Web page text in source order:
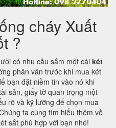
cháy Xuất
?
có nhu cầu sắm một cái két
phân vân trước khi mua két
bạn đặt niềm tin vào nó khi
sản, giấy tờ quan trọng một
rõ và kỹ lưỡng để chọn mua
ta cùng tìm hiểu thêm về
sắt phù hợp với bạn nhé!